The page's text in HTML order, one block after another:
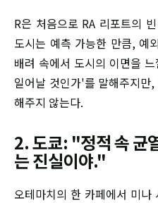
R은 처음으로 RA 리포트의
도시는 예측 가능한 만큼, 예
배려 속에서 도시의 이면을
일어날 것인가'를 말해주지
해주지 않는다.
2. 도쿄: "정적 속 균
는 진실이야."
오테마치의 한 카페에서 미